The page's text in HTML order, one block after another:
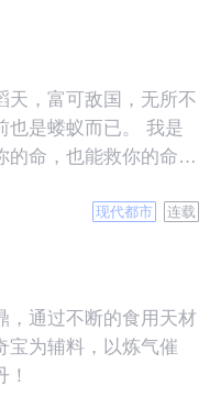
天，富可敌国，无所不
也是蝼蚁而已。 我是
的命，也能救你的命，
师娘，华佗版神医...
服就干... ...... 九师
飞升，主宰世界，挡
“死”
现代都市 连载
，通过不断的食用天材
宝为辅料，以炼气催
！